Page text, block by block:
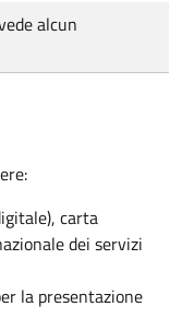
alcun
carta
dei servizi
la presentazione